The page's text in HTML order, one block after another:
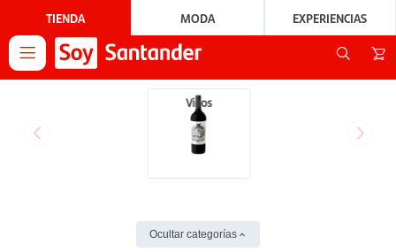
TIENDA MODA EXPERIENCIAS

Vinos
Ocultar categorías